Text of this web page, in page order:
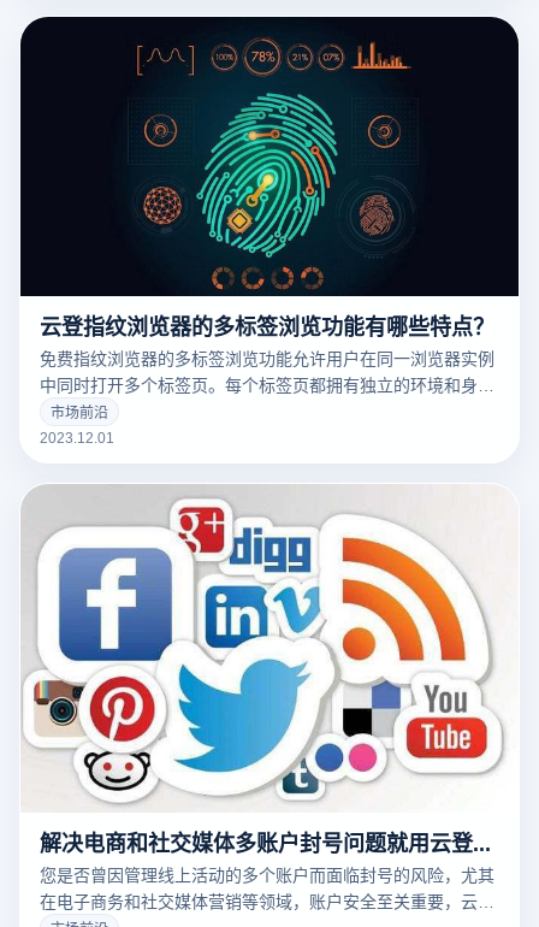
云登指纹浏览器的多标签浏览功能有哪些特点？
免费指纹浏览器的多标签浏览功能允许用户在同一浏览器实例
中同时打开多个标签页。每个标签页都拥有独立的环境和身份
信息，有效防止不同账户间的数据交互和关联。
市场前沿
2023.12.01
解决电商和社交媒体多账户封号问题就用云登浏览器
您是否曾因管理线上活动的多个账户而面临封号的风险，尤其
在电子商务和社交媒体营销等领域，账户安全至关重要，云登